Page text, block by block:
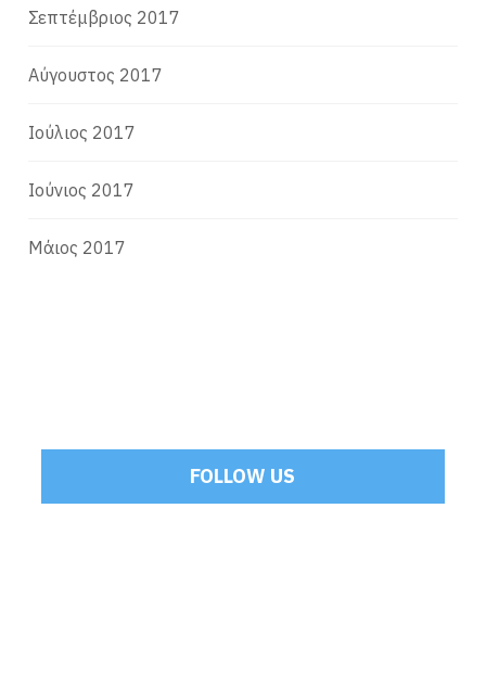
Σεπτέμβριος 2017
Αύγουστος 2017
Ιούλιος 2017
Ιούνιος 2017
Μάιος 2017
FOLLOW US